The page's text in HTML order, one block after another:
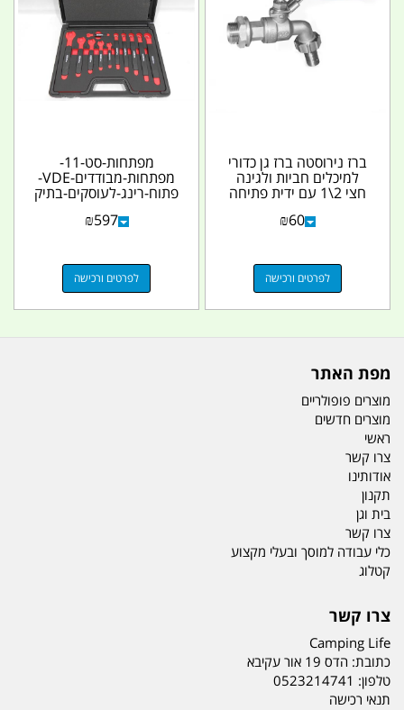
ברז נירוסטה ברז גן כדורי
למיכלים חביות ולגינה
חצי 2\1 עם ידית פתיחה
₪60
לפרטים ורכישה
מפתחות-סט-11-
מפתחות-מבודדים-VDE-
פתוח-רינג-לעוסקים-בתיק
ון-ותחזוקה-לרכב-חשמלי
₪597
לפרטים ורכישה
מפת האתר
מוצרים פופולריים
מוצרים חדשים
ראשי
צרו קשר
אודותינו
תקנון
בית וגן
צרו קשר
כלי עבודה למוסך ובעלי מקצוע
קטלוג
צרו קשר
Camping Life
כתובת: הדס 19 אור עקיבא
טלפון: 0523214741
תנאי רכישה